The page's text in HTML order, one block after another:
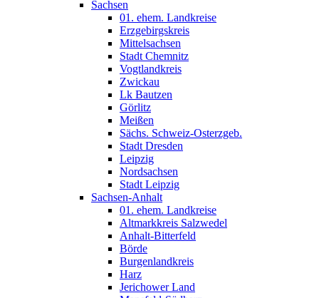
Sachsen
01. ehem. Landkreise
Erzgebirgskreis
Mittelsachsen
Stadt Chemnitz
Vogtlandkreis
Zwickau
Lk Bautzen
Görlitz
Meißen
Sächs. Schweiz-Osterzgeb.
Stadt Dresden
Leipzig
Nordsachsen
Stadt Leipzig
Sachsen-Anhalt
01. ehem. Landkreise
Altmarkkreis Salzwedel
Anhalt-Bitterfeld
Börde
Burgenlandkreis
Harz
Jerichower Land